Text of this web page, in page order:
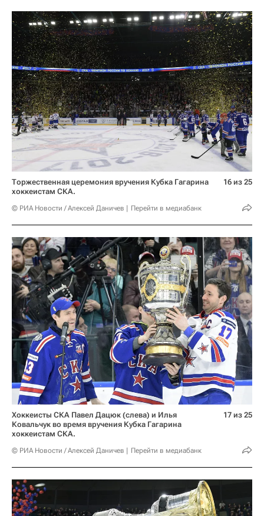
Торжественная церемония вручения Кубка Гагарина
хоккеистам СКА.
© РИА Новости / Алексей Даничев Перейти в медиабанк
16 из 25
Хоккеисты СКА Павел Дацюк (слева) и Илья
Ковальчук во время вручения Кубка Гагарина
хоккеистам СКА.
© РИА Новости / Алексей Даничев Перейти в медиабанк
17 из 25